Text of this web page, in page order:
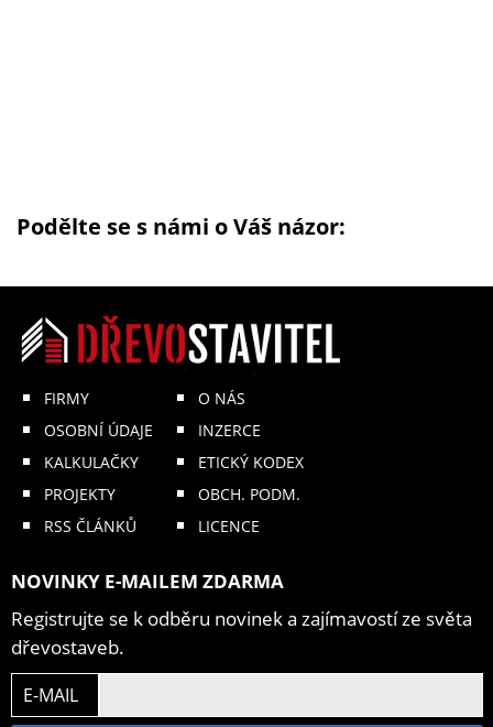
Podělte se s námi o Váš názor:
FIRMY
OSOBNÍ ÚDAJE
KALKULAČKY
PROJEKTY
RSS ČLÁNKŮ
O NÁS
INZERCE
ETICKÝ KODEX
OBCH. PODM.
LICENCE
NOVINKY E-MAILEM ZDARMA
Registrujte se k odběru novinek a zajímavostí ze světa
dřevostaveb.
E-MAIL